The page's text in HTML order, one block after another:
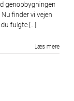
genopbygningen
finder vi vejen
fulgte [...]
Læs mere